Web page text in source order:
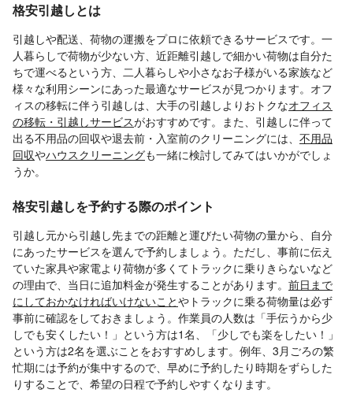
格安引越しとは
引越しや配送、荷物の運搬をプロに依頼できるサービスです。一
人暮らしで荷物が少ない方、近距離引越しで細かい荷物は自分た
ちで運べるという方、二人暮らしや小さなお子様がいる家族など
様々な利用シーンにあった最適なサービスが見つかります。オフ
ィスの移転に伴う引越しは、大手の引越しよりおトクなオフィス
の移転・引越しサービスがおすすめです。また、引越しに伴って
出る不用品の回収や退去前・入室前のクリーニングには、 不用品
回収やハウスクリーニングも一緒に検討してみてはいかがでしょ
うか。
格安引越しを予約する際のポイント
引越し元から引越し先までの距離と運びたい荷物の量から、自分
にあったサービスを選んで予約しましょう。ただし、事前に伝え
ていた家具や家電より荷物が多くてトラックに乗りきらないなど
の理由で、当日に追加料金が発生することがあります。 前日まで
にしておかなければいけないことやトラックに乗る荷物量は必ず
事前に確認をしておきましょう。作業員の人数は「手伝うから少
しでも安くしたい！」という方は1名、「少しでも楽をしたい！」
という方は2名を選ぶことをおすすめします。例年、3月ごろの繁
忙期には予約が集中するので、早めに予約したり時期をずらした
りすることで、希望の日程で予約しやすくなります。